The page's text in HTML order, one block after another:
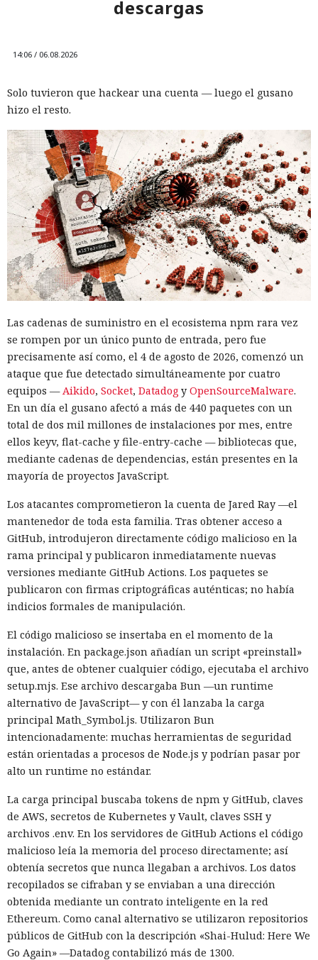
descargas
14:06 / 06.08.2026
Solo tuvieron que hackear una cuenta — luego el gusano
hizo el resto.
Las cadenas de suministro en el ecosistema npm rara vez
se rompen por un único punto de entrada, pero fue
precisamente así como, el 4 de agosto de 2026, comenzó un
ataque que fue detectado simultáneamente por cuatro
equipos —Aikido, Socket, Datadog y OpenSourceMalware.
En un día el gusano afectó a más de 440 paquetes con un
total de dos mil millones de instalaciones por mes, entre
ellos keyv, flat-cache y file-entry-cache — bibliotecas que,
mediante cadenas de dependencias, están presentes en la
mayoría de proyectos JavaScript.
Los atacantes comprometieron la cuenta de Jared Ray —el
mantenedor de toda esta familia. Tras obtener acceso a
GitHub, introdujeron directamente código malicioso en la
rama principal y publicaron inmediatamente nuevas
versiones mediante GitHub Actions. Los paquetes se
publicaron con firmas criptográficas auténticas; no había
indicios formales de manipulación.
El código malicioso se insertaba en el momento de la
instalación. En package.json añadían un script «preinstall»
que, antes de obtener cualquier código, ejecutaba el archivo
setup.mjs. Ese archivo descargaba Bun —un runtime
alternativo de JavaScript— y con él lanzaba la carga
principal Math_Symbol.js. Utilizaron Bun
intencionadamente: muchas herramientas de seguridad
están orientadas a procesos de Node.js y podrían pasar por
alto un runtime no estándar.
La carga principal buscaba tokens de npm y GitHub, claves
de AWS, secretos de Kubernetes y Vault, claves SSH y
archivos .env. En los servidores de GitHub Actions el código
malicioso leía la memoria del proceso directamente; así
obtenía secretos que nunca llegaban a archivos. Los datos
recopilados se cifraban y se enviaban a una dirección
obtenida mediante un contrato inteligente en la red
Ethereum. Como canal alternativo se utilizaron repositorios
públicos de GitHub con la descripción «Shai-Hulud: Here We
Go Again» —Datadog contabilizó más de 1300.